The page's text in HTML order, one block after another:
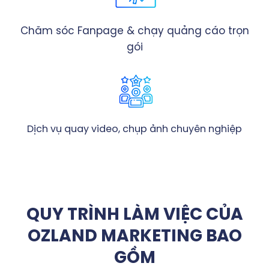
Chăm sóc Fanpage & chạy quảng cáo trọn
gói
Dịch vụ quay video, chụp ảnh chuyên nghiệp
QUY TRÌNH LÀM VIỆC CỦA
OZLAND MARKETING BAO
GỒM